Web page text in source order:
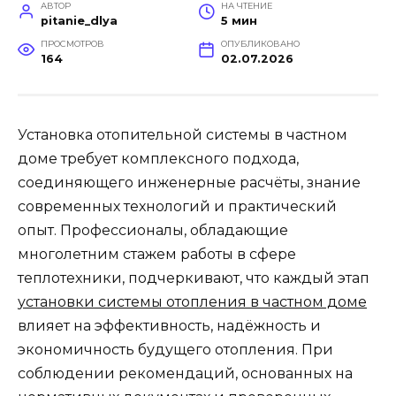
АВТОР
pitanie_dlya
НА ЧТЕНИЕ
5 мин
ПРОСМОТРОВ
164
ОПУБЛИКОВАНО
02.07.2026
Установка отопительной системы в частном
доме требует комплексного подхода,
соединяющего инженерные расчёты, знание
современных технологий и практический
опыт. Профессионалы, обладающие
многолетним стажем работы в сфере
теплотехники, подчеркивают, что каждый этап
установки системы отопления в частном доме
влияет на эффективность, надёжность и
экономичность будущего отопления. При
соблюдении рекомендаций, основанных на